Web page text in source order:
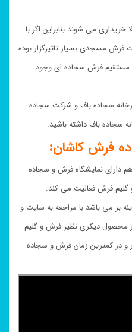
می شوند بنابراین اگر با
مسجدی بسیار تاثیرگزار بوده
مستقیم فرش سجاده ای وجود
سجاده باف و شرکت سجاده
سجاده باف داشته باشید.
فرش کاشان:
دارای نمایشگاه فرش و سجاده
گلیم فرش فعالیت می کند.
بر می باشد با مراجعه به سایت و
محصول دیگری نظیر فرش و گلیم
در کمترین زمان فرش و سجاده